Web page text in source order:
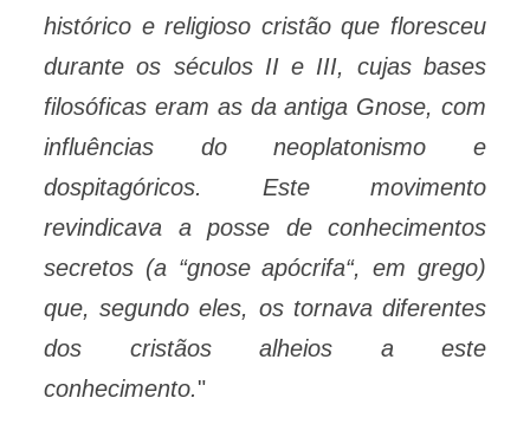
histórico e religioso cristão que floresceu
durante os séculos II e III, cujas bases
filosóficas eram as da antiga Gnose, com
influências do neoplatonismo e
dospitagóricos. Este movimento
revindicava a posse de conhecimentos
secretos (a “gnose apócrifa“, em grego)
que, segundo eles, os tornava diferentes
dos cristãos alheios a este
conhecimento."